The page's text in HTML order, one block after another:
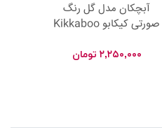
آبچکان مدل گل رنگ
صورتی کیکابو Kikkaboo
۲,۲۵۰,۰۰۰ تومان